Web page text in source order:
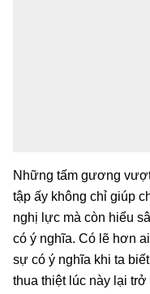
Những tấm gương
tập ấy không chỉ giúp
nghị lực mà còn hiểu
có ý nghĩa. Có lẽ hơn
sự có ý nghĩa khi ta
thua thiệt lúc này lại